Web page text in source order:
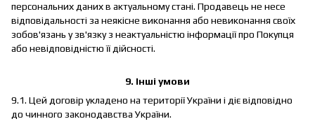
персональних даних в актуальному стані. Продавець не несе
відповідальності за неякісне виконання або невиконання своїх
зобов'язань у зв'язку з неактуальністю інформації про Покупця
або невідповідністю її дійсності.
9. Інші умови
9.1. Цей договір укладено на території України і діє відповідно
до чинного законодавства України.